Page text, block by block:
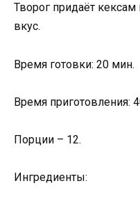
Творог придаёт
вкус.
Время готовки: 20 мин.
Время приготовления:
Порции – 12.
Ингредиенты: